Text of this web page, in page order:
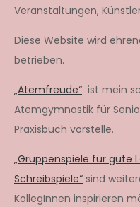
Veranstaltungen,
Diese Website wird
betrieben.
„Atemfreude“ ist mein
Atemgymnastik für
Praxisbuch vorstelle.
„Gruppenspiele für gute
Schreibspiele“ sind
KollegInnen inspirieren